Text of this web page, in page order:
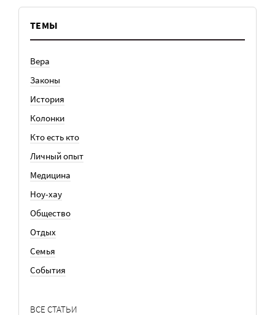
ТЕМЫ
Вера
Законы
История
Колонки
Кто есть кто
Личный опыт
Медицина
Ноу-хау
Общество
Отдых
Семья
События
ВСЕ СТАТЬИ